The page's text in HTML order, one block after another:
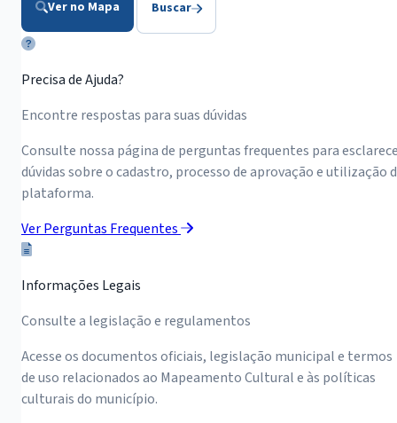
Ver no Mapa Buscar
Precisa de Ajuda?
Encontre respostas para suas dúvidas
Consulte nossa página de perguntas frequentes para
dúvidas sobre o cadastro, processo de aprovação e utilização
plataforma.
Ver Perguntas Frequentes
Informações Legais
Consulte a legislação e regulamentos
Acesse os documentos oficiais, legislação municipal e termos
de uso relacionados ao Mapeamento Cultural e às políticas
culturais do município.